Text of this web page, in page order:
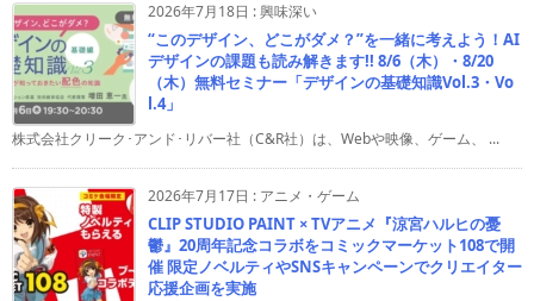
2026年7月18日 :興味深い
“このデザイン、どこがダメ？”を一緒に考えよう！AI
デザインの課題も読み解きます!! 8/6（木）・8/20
（木）無料セミナー「デザインの基礎知識Vol.3・Vo
l.4」
株式会社クリーク･アンド･リバー社（C&R社）は、Webや映像、ゲーム、 ...
2026年7月17日 : アニメ・ゲーム
CLIP STUDIO PAINT × TVアニメ『涼宮ハルヒの憂
鬱』20周年記念コラボをコミックマーケット108で開
催 限定ノベルティやSNSキャンペーンでクリエイター
応援企画を実施